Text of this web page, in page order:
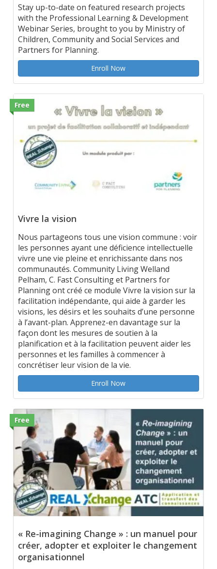
Stay up-to-date on featured research projects
with the Professional Learning & Development
Webinar Series, brought to you by Ministry of
Children, Community and Social Services and
Partners for Planning.
Enroll Now
Free
Vivre la vision
Nous partageons tous une vision commune : voir
les personnes ayant une déficience intellectuelle
vivre une vie pleine et enrichissante dans nos
communautés. Community Living Welland
Pelham, C. Fast Consulting et Partners for
Planning ont créé ce module Vivre la vision sur la
facilitation indépendante, qui aide à garder les
visions, les désirs et les souhaits d’une personne
à l’avant-plan. Apprenez-en davantage sur la
façon dont les mesures de soutien à la
planification et à la facilitation peuvent aider les
personnes et les familles à commencer à
concrétiser leur vision de la vie.
Enroll Now
Free
« Re-imagining Change » : un manuel pour
créer, adopter et exploiter le changement
organisationnel